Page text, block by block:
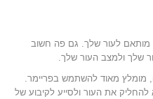
מותאם לעור שלך. גם פה חשוב
שלך ולמצב העור שלך.
מומלץ מאוד להשתמש בפריימר.
את העור ולסייע לקיבוע של